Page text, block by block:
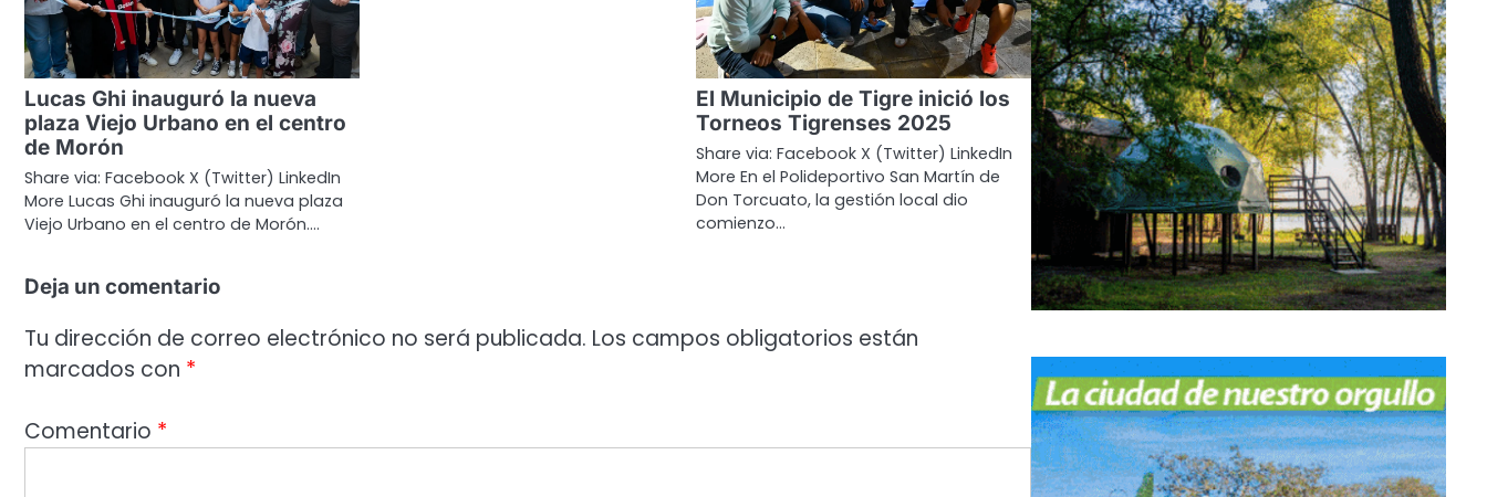
Lucas Ghi inauguró la nueva
plaza Viejo Urbano en el centro
de Morón
Share via: Facebook X (Twitter) LinkedIn
More Lucas Ghi inauguró la nueva plaza
Viejo Urbano en el centro de Morón.…
El Municipio de Tigre inició los
Torneos Tigrenses 2025
Share via: Facebook X (Twitter) LinkedIn
More En el Polideportivo San Martín de
Don Torcuato, la gestión local dio
comienzo…
Deja un comentario
Tu dirección de correo electrónico no será publicada. Los campos obligatorios están
marcados con *
Comentario *